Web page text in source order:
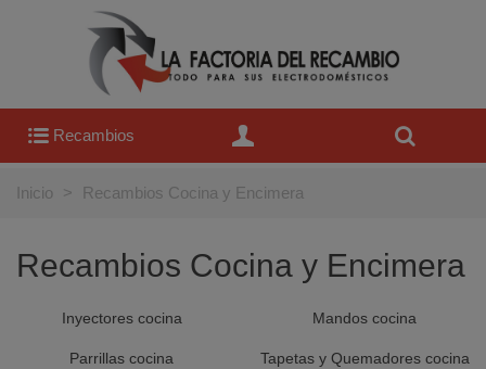
Recambios
Inicio > Recambios Cocina y Encimera
Recambios Cocina y Encimera
Inyectores cocina Mandos cocina
Parrillas cocina Tapetas y Quemadores cocina